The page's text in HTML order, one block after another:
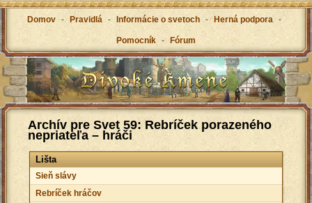
Domov - Pravidlá - Informácie o svetoch - Herná podpora -
Pomocník - Fórum
Archív pre Svet 59: Rebríček porazeného
nepriateľa – hráči
Lišta
Sieň slávy
Rebríček hráčov